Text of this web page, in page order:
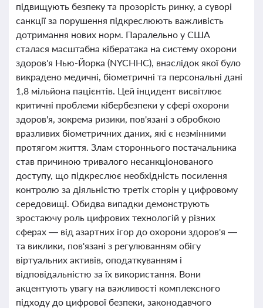
підвищують безпеку та прозорість ринку, а суворі
санкції за порушення підкреслюють важливість
дотримання нових норм. Паралельно у США
сталася масштабна кібератака на систему охорони
здоров'я Нью-Йорка (NYCHHC), внаслідок якої було
викрадено медичні, біометричні та персональні дані
1,8 мільйона пацієнтів. Цей інцидент висвітлює
критичні проблеми кібербезпеки у сфері охорони
здоров'я, зокрема ризики, пов'язані з обробкою
вразливих біометричних даних, які є незмінними
протягом життя. Злам стороннього постачальника
став причиною тривалого несанкціонованого
доступу, що підкреслює необхідність посилення
контролю за діяльністю третіх сторін у цифровому
середовищі. Обидва випадки демонструють
зростаючу роль цифрових технологій у різних
сферах — від азартних ігор до охорони здоров'я —
та виклики, пов'язані з регулюванням обігу
віртуальних активів, оподаткуванням і
відповідальністю за їх використання. Вони
акцентують увагу на важливості комплексного
підходу до цифрової безпеки, законодавчого